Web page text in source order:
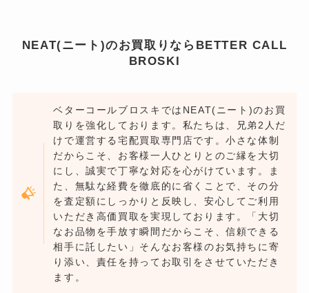
NEAT(ニート)のお買取りならBETTER CALL
BROSKI
ベターコールブロスキではNEAT(ニート)のお買
取りを強化しております。私たちは、兄弟2人だ
けで運営する宅配買取専門店です。小さな体制
だからこそ、お客様一人ひとりとのご縁を大切
にし、誠実で丁寧な対応を心がけています。ま
た、無駄な経費を徹底的に省くことで、その分
を査定額にしっかりと反映し、安心してご利用
いただき高価買取を実現しております。「大切
なお品物を手放す瞬間だからこそ、信頼できる
相手に託したい」そんなお客様のお気持ちに寄
り添い、責任を持ってお取引をさせていただき
ます。